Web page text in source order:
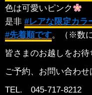
色は可愛いピンク
是非 ‪#‎レアな限定カラ
‪#‎先着順です‬。（※数
皆さまのお越しをお待
ご予約、お問い合わせ
TEL. 045-717-8212